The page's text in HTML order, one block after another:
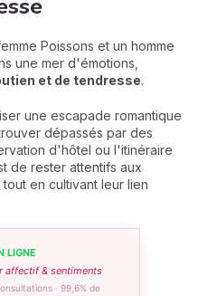
Poissons et un homme
une mer d'émotions,
et de tendresse.
une escapade romantique
dépassés par des
d'hôtel ou l'itinéraire
de rester attentifs aux
en cultivant leur lien
LIGNE
affectif & sentiments
· 99,6% de